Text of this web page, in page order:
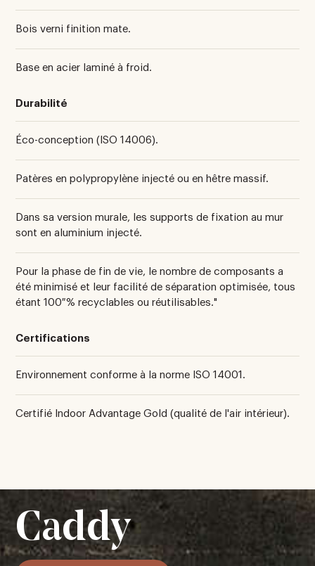
Bois verni finition mate.
Base en acier laminé à froid.
Durabilité
Éco-conception (ISO 14006).
Patères en polypropylène injecté ou en hêtre massif.
Dans sa version murale, les supports de fixation au mur
sont en aluminium injecté.
Pour la phase de fin de vie, le nombre de composants a
été minimisé et leur facilité de séparation optimisée, tous
étant 100 % recyclables ou réutilisables."
Certifications
Environnement conforme à la norme ISO 14001.
Certifié Indoor Advantage Gold (qualité de l'air intérieur).
Caddy